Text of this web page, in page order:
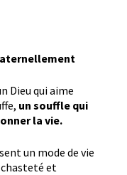
Dieu qui aime
un souffle qui
la vie.
un mode de vie
chasteté et